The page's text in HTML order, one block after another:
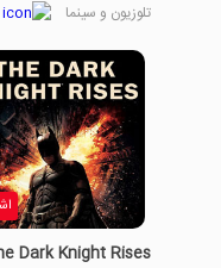
تلوزیون و سینما
Dark Knight Rises